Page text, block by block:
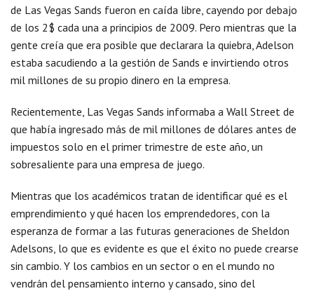
de Las Vegas Sands fueron en caída libre, cayendo por debajo
de los 2$ cada una a principios de 2009. Pero mientras que la
gente creía que era posible que declarara la quiebra, Adelson
estaba sacudiendo a la gestión de Sands e invirtiendo otros
mil millones de su propio dinero en la empresa.
Recientemente, Las Vegas Sands informaba a Wall Street de
que había ingresado más de mil millones de dólares antes de
impuestos solo en el primer trimestre de este año, un
sobresaliente para una empresa de juego.
Mientras que los académicos tratan de identificar qué es el
emprendimiento y qué hacen los emprendedores, con la
esperanza de formar a las futuras generaciones de Sheldon
Adelsons, lo que es evidente es que el éxito no puede crearse
sin cambio. Y los cambios en un sector o en el mundo no
vendrán del pensamiento interno y cansado, sino del